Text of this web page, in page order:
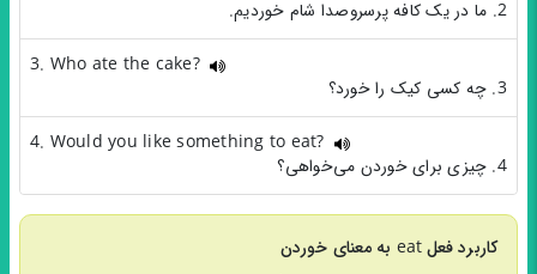
2. ما در یک کافه پرسروصدا شام خوردیم.
3. Who ate the cake?
3. چه کسی کیک را خورد؟
4. Would you like something to eat?
4. چیزی برای خوردن می‌خواهی؟
کاربرد فعل eat به معنای خوردن